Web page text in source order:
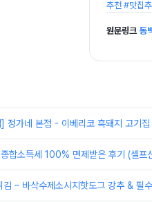
추천 #맛집
원문링크 동
] 정가네 본점 - 이베리코 흑돼지 고기
합소득세 100% 면제받은 후기 (셀프
김 – 바삭수제소시지핫도그 강추 & 필